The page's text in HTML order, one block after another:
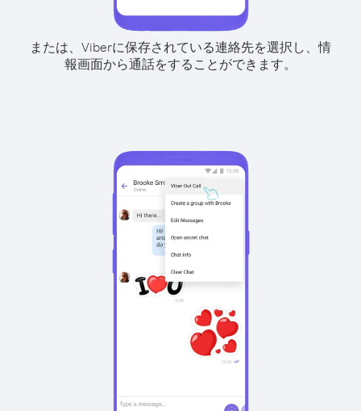
または、Viberに保存されている連絡先を選択し、情
報画面から通話をすることができます。